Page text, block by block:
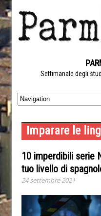
Settimanale degli
Imparare le
10 imperdibili serie
tuo livello di
24 settembre 2021